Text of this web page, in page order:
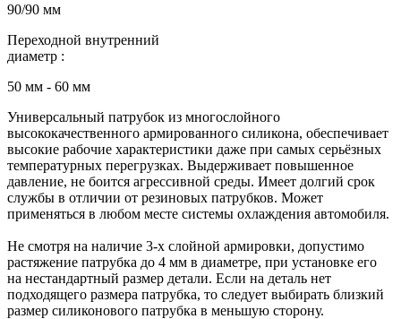
90/90 мм
Переходной внутренний
диаметр :
50 мм - 60 мм
Универсальный патрубок из многослойного
высококачественного армированного силикона, обеспечивает
высокие рабочие характеристики даже при самых серьёзных
температурных перегрузках. Выдерживает повышенное
давление, не боится агрессивной среды. Имеет долгий срок
службы в отличии от резиновых патрубков. Может
применяться в любом месте системы охлаждения автомобиля.
Не смотря на наличие 3-х слойной армировки, допустимо
растяжение патрубка до 4 мм в диаметре, при установке его
на нестандартный размер детали. Если на деталь нет
подходящего размера патрубка, то следует выбирать близкий
размер силиконового патрубка в меньшую сторону.